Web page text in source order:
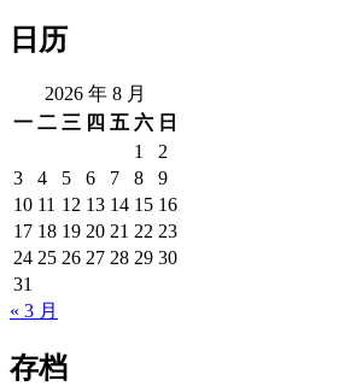
日历
2026 年 8 月
一 二 三 四 五 六 日
1
2
3
4 5 6 7 8
9
10 11 12 13 14 15 16
17 18 19 20 21 22 23
24 25 26 27 28 29 30
31
« 3 月
存档